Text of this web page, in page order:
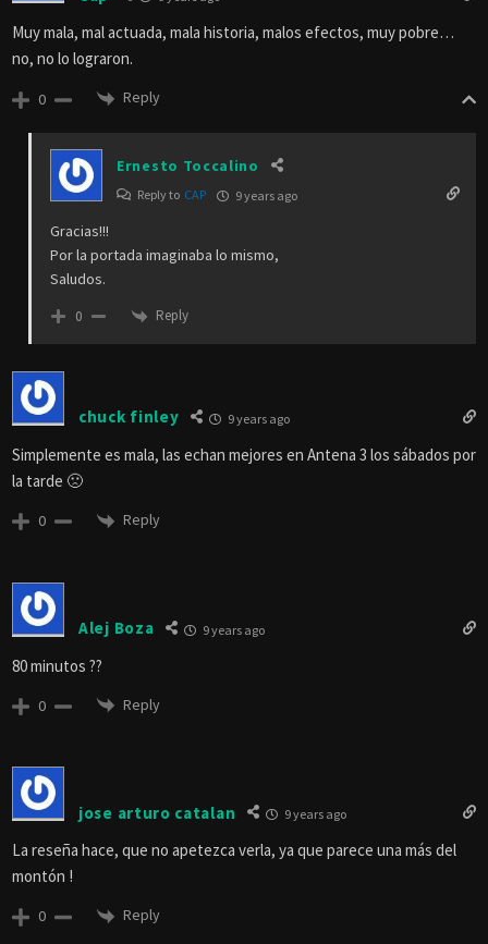
Muy mala, mal actuada, mala historia, malos efectos, muy pobre…
no, no lo lograron.
0 Reply
Ernesto Toccalino
Reply to CAP 9 years ago
Gracias!!!
Por la portada imaginaba lo mismo,
Saludos.
0 Reply
chuck finley 9 years ago
Simplemente es mala, las echan mejores en Antena 3 los sábados por
la tarde 🙁
0 Reply
Alej Boza 9 years ago
80 minutos ??
0 Reply
jose arturo catalan 9 years ago
La reseña hace, que no apetezca verla, ya que parece una más del
montón !
0 Reply